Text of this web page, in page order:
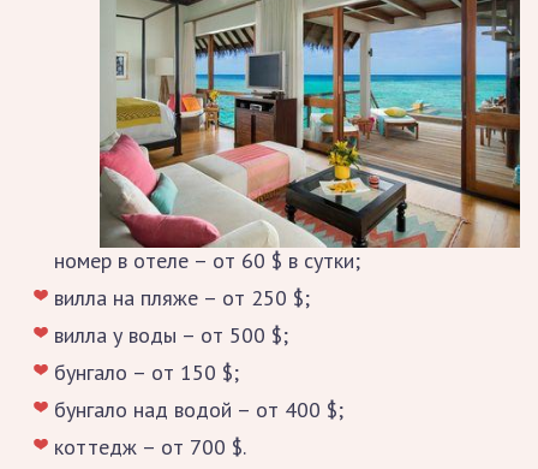
номер в отеле – от 60 $ в сутки;
вилла на пляже – от 250 $;
вилла у воды – от 500 $;
бунгало – от 150 $;
бунгало над водой – от 400 $;
коттедж – от 700 $.